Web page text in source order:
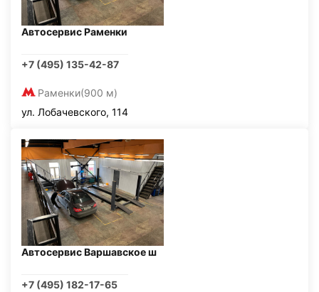
Автосервис Раменки
+7 (495) 135-42-87
Раменки(900 м)
ул. Лобачевского, 114
Автосервис Варшавское ш
+7 (495) 182-17-65